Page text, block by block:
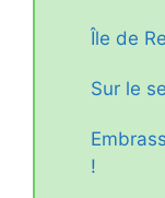
Île de
Sur le
!